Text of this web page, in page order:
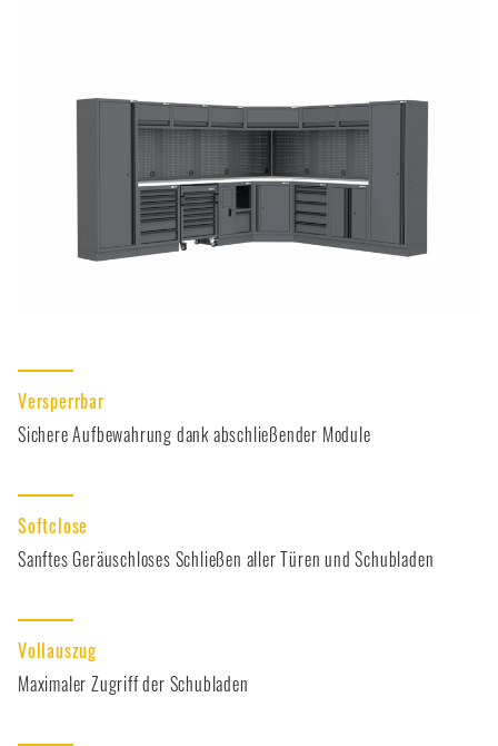
Versperrbar
Sichere Aufbewahrung dank abschließender Module
Softclose
Sanftes Geräuschloses Schließen aller Türen und Schubladen
Vollauszug
Maximaler Zugriff der Schubladen